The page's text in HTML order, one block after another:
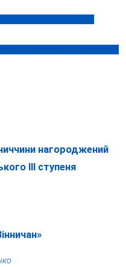
нагороджений
III ступеня